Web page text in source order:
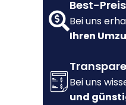
Best-
Bei uns
Ihren
Bei uns
und